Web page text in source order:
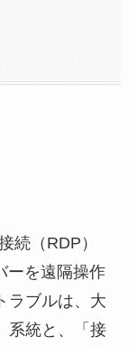
続（RDP）
ーを遠隔操作
ラブルは、大
系統と、「接